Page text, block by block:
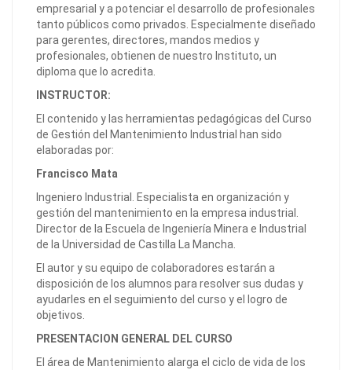
empresarial y a potenciar el desarrollo de profesionales
tanto públicos como privados. Especialmente diseñado
para gerentes, directores, mandos medios y
profesionales, obtienen de nuestro Instituto, un
diploma que lo acredita.
INSTRUCTOR:
El contenido y las herramientas pedagógicas del Curso
de Gestión del Mantenimiento Industrial han sido
elaboradas por:
Francisco Mata
Ingeniero Industrial. Especialista en organización y
gestión del mantenimiento en la empresa industrial.
Director de la Escuela de Ingeniería Minera e Industrial
de la Universidad de Castilla La Mancha.
El autor y su equipo de colaboradores estarán a
disposición de los alumnos para resolver sus dudas y
ayudarles en el seguimiento del curso y el logro de
objetivos.
PRESENTACION GENERAL DEL CURSO
El área de Mantenimiento alarga el ciclo de vida de los